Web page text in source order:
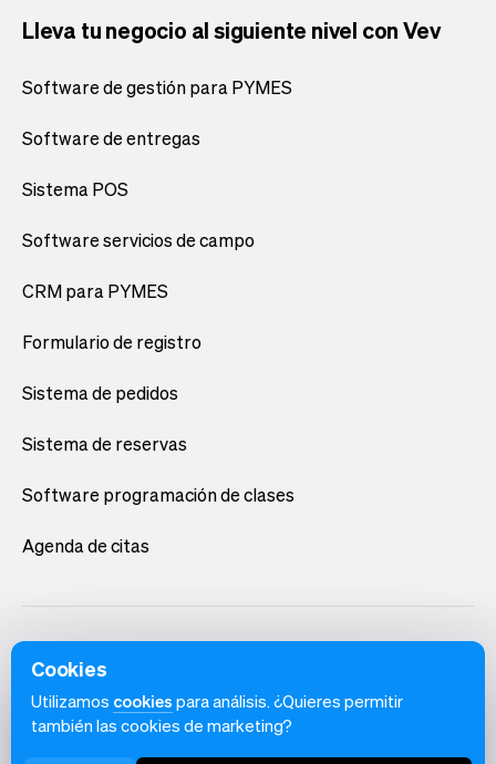
Lleva tu negocio al siguiente nivel con Vev
Software de gestión para PYMES
Software de entregas
Sistema POS
Software servicios de campo
CRM para PYMES
Formulario de registro
Sistema de pedidos
Sistema de reservas
Software programación de clases
Agenda de citas
Español
Cookies
Utilizamos cookies para análisis. ¿Quieres permitir
también las cookies de marketing?